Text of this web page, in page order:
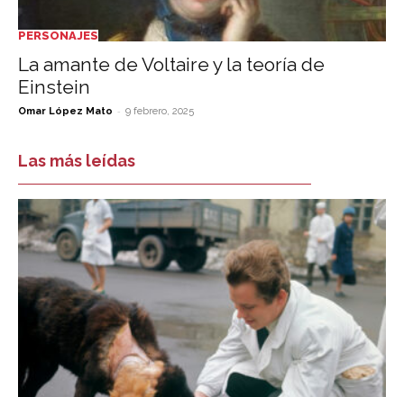
PERSONAJES
La amante de Voltaire y la teoría de
Einstein
Omar López Mato - 9 febrero, 2025
Las más leídas